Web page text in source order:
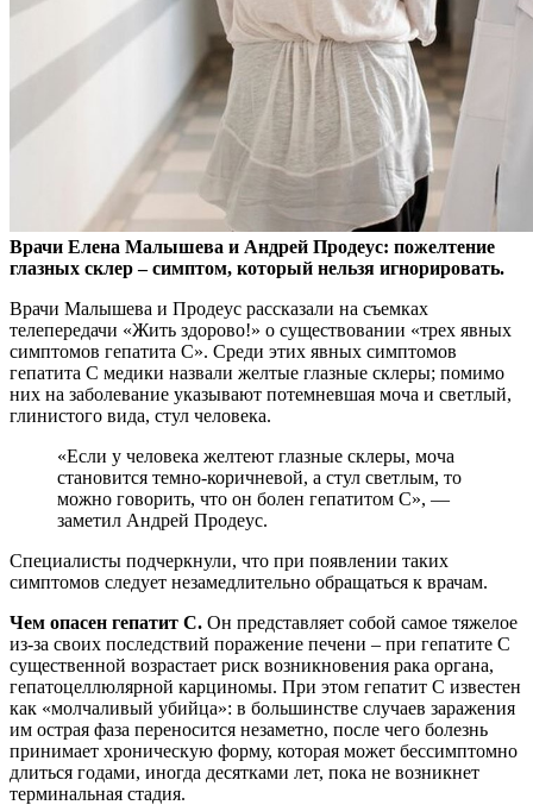
Врачи Елена Малышева и Андрей Продеус: пожелтение
глазных склер – симптом, который нельзя игнорировать.
Врачи Малышева и Продеус рассказали на съемках
телепередачи «Жить здорово!» о существовании «трех явных
симптомов гепатита C». Среди этих явных симптомов
гепатита C медики назвали желтые глазные склеры; помимо
них на заболевание указывают потемневшая моча и светлый,
глинистого вида, стул человека.
«Если у человека желтеют глазные склеры, моча
становится темно-коричневой, а стул светлым, то
можно говорить, что он болен гепатитом C», —
заметил Андрей Продеус.
Специалисты подчеркнули, что при появлении таких
симптомов следует незамедлительно обращаться к врачам.
Чем опасен гепатит С. Он представляет собой самое тяжелое
из-за своих последствий поражение печени – при гепатите С
существенной возрастает риск возникновения рака органа,
гепатоцеллюлярной карциномы. При этом гепатит С известен
как «молчаливый убийца»: в большинстве случаев заражения
им острая фаза переносится незаметно, после чего болезнь
принимает хроническую форму, которая может бессимптомно
длиться годами, иногда десятками лет, пока не возникнет
терминальная стадия.